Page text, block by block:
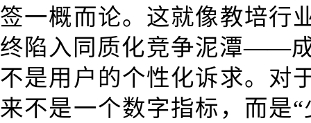
签一概而论。这就像教培行
终陷入同质化竞争泥潭——
不是用户的个性化诉求。对
来不是一个数字指标，而是